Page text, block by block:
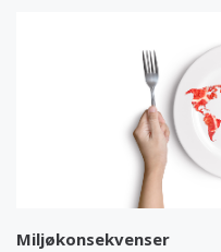
Miljøkonsekvenser